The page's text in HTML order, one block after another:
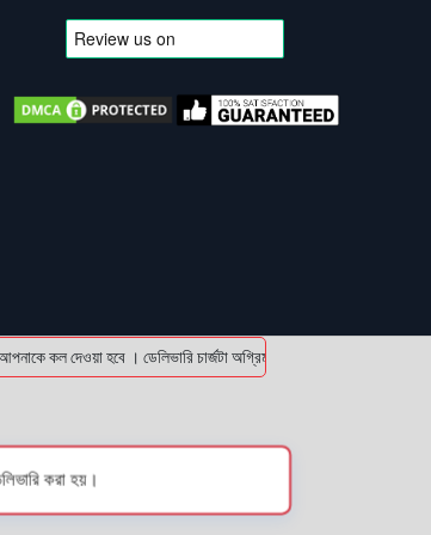
কল দেওয়া হবে । ডেলিভারি চার্জটা অগ্রিম (bKash/Nagad: 01614-
করা হয়।